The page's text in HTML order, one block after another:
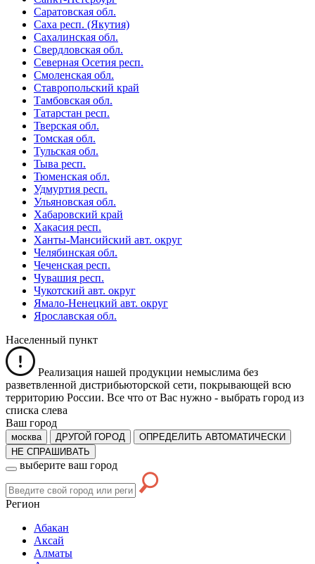
Саратовская обл.
Саха респ. (Якутия)
Сахалинская обл.
Свердловская обл.
Северная Осетия респ.
Смоленская обл.
Ставропольский край
Тамбовская обл.
Татарстан респ.
Тверская обл.
Томская обл.
Тульская обл.
Тыва респ.
Тюменская обл.
Удмуртия респ.
Ульяновская обл.
Хабаровский край
Хакасия респ.
Ханты-Мансийский авт. округ
Челябинская обл.
Чеченская респ.
Чувашия респ.
Чукотский авт. округ
Ямало-Ненецкий авт. округ
Ярославская обл.
Населенный пункт
Реализация нашей продукции немыслима без
разветвленной дистрибьюторской сети, покрывающей всю
территорию России. Все что от Вас нужно - выбрать город из
списка слева
Ваш город
москва ДРУГОЙ ГОРОД
ОПРЕДЕЛИТЬ АВТОМАТИЧЕСКИ
НЕ СПРАШИВАТЬ
выберите ваш город
Регион
Абакан
Аксай
Алматы